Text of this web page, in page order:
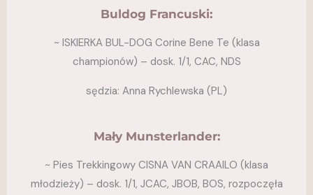
Buldog Francuski:
~ ISKIERKA BUL-DOG Corine Bene Te (klasa
championów) – dosk. 1/1, CAC, NDS
sędzia: Anna Rychlewska (PL)
Mały Munsterlander:
~ Pies Trekkingowy CISNA VAN CRAAILO (klasa
młodzieży) – dosk. 1/1, JCAC, JBOB, BOS, rozpoczęła